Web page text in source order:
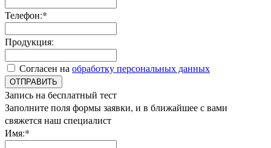
Телефон:*
Продукция:
Согласен на обработку персональных данных
ОТПРАВИТЬ
Запись на бесплатный тест
Заполните поля формы заявки, и в ближайшее с вами
свяжется наш специалист
Имя:*